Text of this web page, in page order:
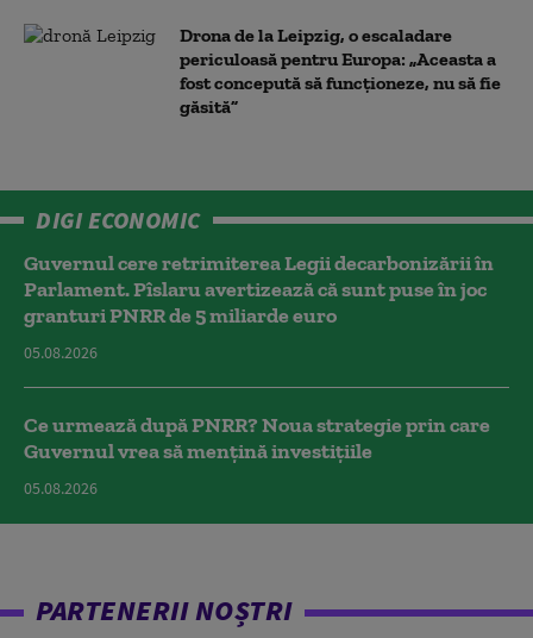
Drona de la Leipzig, o escaladare
periculoasă pentru Europa: „Aceasta a
fost concepută să funcționeze, nu să fie
găsită”
DIGI ECONOMIC
Guvernul cere retrimiterea Legii decarbonizării în
Parlament. Pîslaru avertizează că sunt puse în joc
granturi PNRR de 5 miliarde euro
05.08.2026
Ce urmează după PNRR? Noua strategie prin care
Guvernul vrea să mențină investițiile
05.08.2026
PARTENERII NOȘTRI